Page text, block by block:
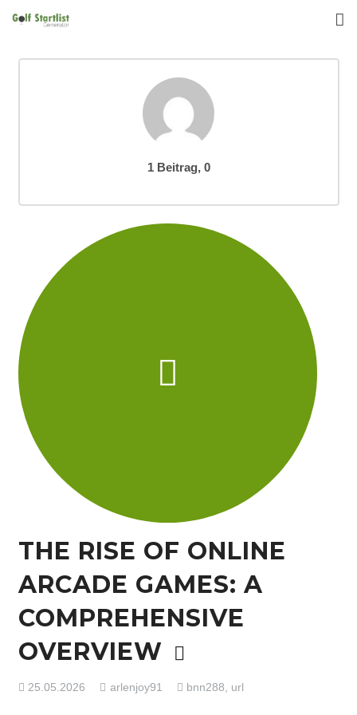
Startseite
Deutsch
1 Beitrag, 0Kommentare
THE RISE OF ONLINE
ARCADE GAMES: A
COMPREHENSIVE
OVERVIEW
25.05.2026 arlenjoy91 bnn288, url